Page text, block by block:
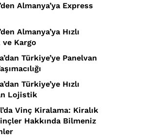
Almanya’ya Express
Almanya’ya Hızlı
Kargo
Türkiye’ye Panelvan
Türkiye’ye Hızlı
Lojistik
Vinç Kiralama: Kiralık
Hakkında Bilmeniz